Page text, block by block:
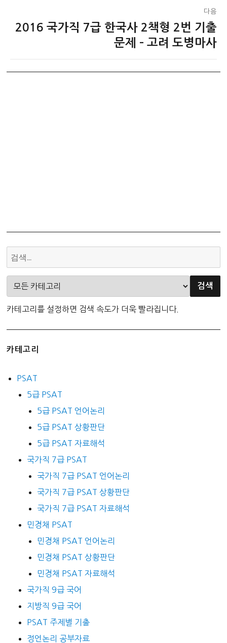
다음
다2016 국가직 7급 한국사 2책형 2번 기출
문제 – 고려 도병마사
카테고리를 설정하면 검색 속도가 더욱 빨라집니다.
카테고리
PSAT
5급 PSAT
5급 PSAT 언어논리
5급 PSAT 상황판단
5급 PSAT 자료해석
국가직 7급 PSAT
국가직 7급 PSAT 언어논리
국가직 7급 PSAT 상황판단
국가직 7급 PSAT 자료해석
민경채 PSAT
민경채 PSAT 언어논리
민경채 PSAT 상황판단
민경채 PSAT 자료해석
국가직 9급 국어
지방직 9급 국어
PSAT 주제별 기출
정언논리 공부자료